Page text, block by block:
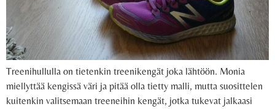
Treenihullulla on tietenkin treenikengät joka lähtöön. Monia
miellyttää kengissä väri ja pitää olla tietty malli, mutta suosittelen
kuitenkin valitsemaan treeneihin kengät, jotka tukevat jalkaasi